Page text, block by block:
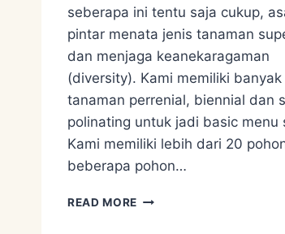
seberapa ini tentu saja cukup,
pintar menata jenis tanaman
dan menjaga keanekaragaman
(diversity). Kami memiliki banyak
tanaman perrenial, biennial dan
polinating untuk jadi basic menu
Kami memiliki lebih dari 20
beberapa pohon…
READ MORE LOVE